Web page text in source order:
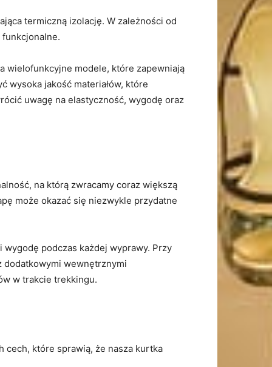
termiczną izolację. W zależności od
funkcjonalne.
wielofunkcyjne modele, które zapewniają
wysoka jakość ⁤materiałów, które
uwagę na elastyczność, wygodę oraz
na⁣ którą zwracamy coraz większą
może okazać ‍się niezwykle przydatne
podczas każdej wyprawy. Przy
dodatkowymi wewnętrznymi
w trakcie trekkingu.
cech, ‍które sprawią, że nasza ⁣kurtka